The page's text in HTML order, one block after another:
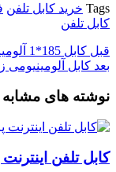
Tags خرید کابل تلفن
کابل تلفن
قبل کابل 185*1 آلومینیومی زمینی مسین نمایندگی کرج
بعد کابل آلومینیومی زمینی 70*1
نوشته های مشابه
کابل تلفن